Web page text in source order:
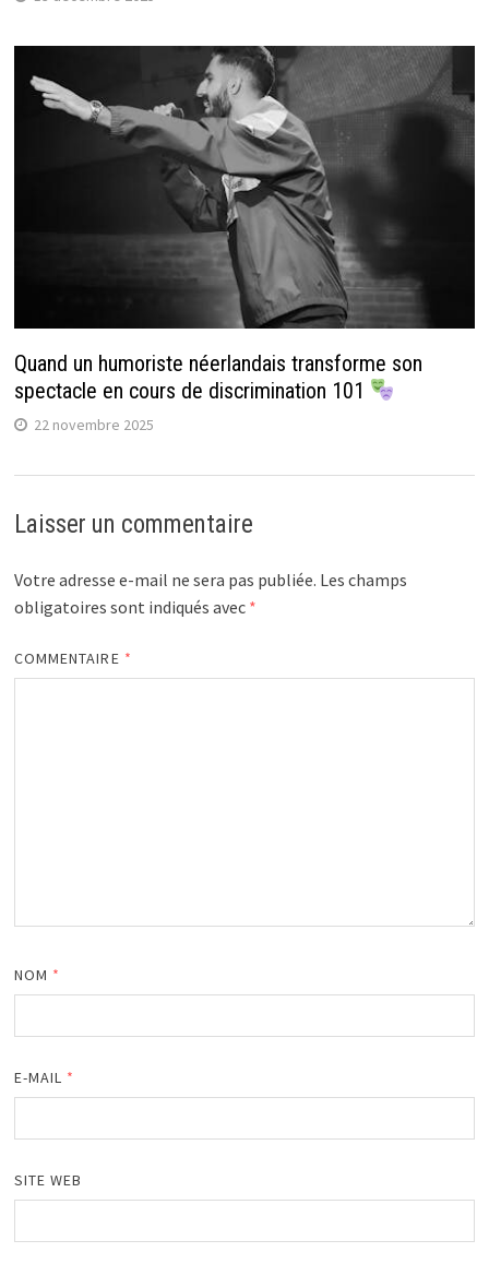
Quand un humoriste néerlandais transforme son
spectacle en cours de discrimination 101
22 novembre 2025
Laisser un commentaire
Votre adresse e-mail ne sera pas publiée. Les champs
obligatoires sont indiqués avec *
COMMENTAIRE *
NOM *
E-MAIL *
SITE WEB